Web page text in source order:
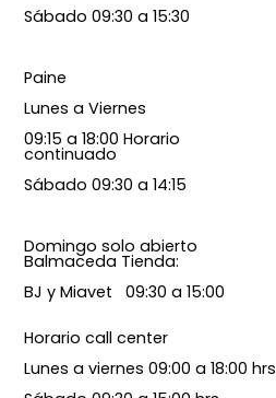
Sábado 09:30 a 15:30
Paine
Lunes a Viernes
09:15 a 18:00 Horario
continuado
Sábado 09:30 a 14:15
Domingo solo abierto
Balmaceda Tienda:
BJ y Miavet 09:30 a 15:00
Horario call center
Lunes a viernes 09:00 a 18:00 hrs